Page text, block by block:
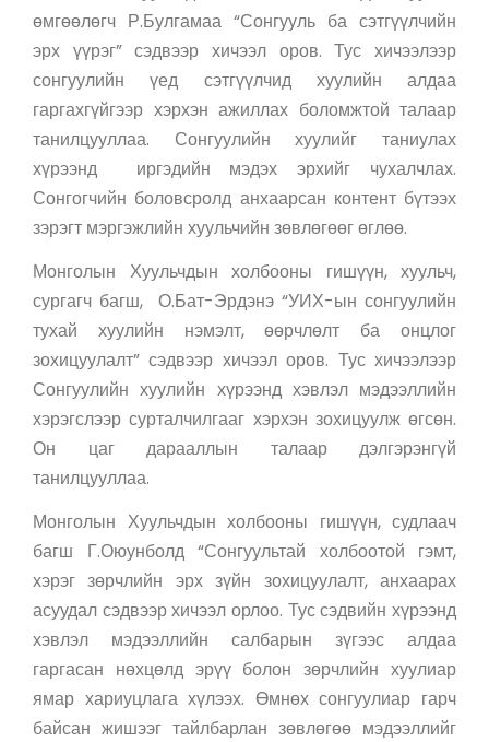
өмгөөлөгч Р.Булгамаа “Сонгууль ба сэтгүүлчийн
эрх үүрэг” сэдвээр хичээл оров. Тус хичээлээр
сонгуулийн үед сэтгүүлчид хуулийн алдаа
гаргахгүйгээр хэрхэн ажиллах боломжтой талаар
танилцууллаа. Сонгуулийн хуулийг таниулах
хүрээнд иргэдийн мэдэх эрхийг чухалчлах.
Сонгогчийн боловсролд анхаарсан контент бүтээх
зэрэгт мэргэжлийн хуульчийн зөвлөгөөг өглөө.
Монголын Хуульчдын холбооны гишүүн, хуульч,
сургагч багш, О.Бат-Эрдэнэ “УИХ-ын сонгуулийн
тухай хуулийн нэмэлт, өөрчлөлт ба онцлог
зохицуулалт” сэдвээр хичээл оров. Тус хичээлээр
Сонгуулийн хуулийн хүрээнд хэвлэл мэдээллийн
хэрэгслээр сурталчилгааг хэрхэн зохицуулж өгсөн.
Он цаг дарааллын талаар дэлгэрэнгүй
танилцууллаа.
Монголын Хуульчдын холбооны гишүүн, судлаач
багш Г.Оюунболд “Сонгуультай холбоотой гэмт,
хэрэг зөрчлийн эрх зүйн зохицуулалт, анхаарах
асуудал сэдвээр хичээл орлоо. Тус сэдвийн хүрээнд
хэвлэл мэдээллийн салбарын зүгээс алдаа
гаргасан нөхцөлд эрүү болон зөрчлийн хуулиар
ямар хариуцлага хүлээх. Өмнөх сонгуулиар гарч
байсан жишээг тайлбарлан зөвлөгөө мэдээллийг